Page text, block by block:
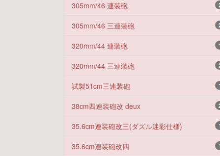
305mm/46 連装砲
305mm/46 三連装砲
320mm/44 連装砲
320mm/44 三連装砲
試製51cm三連装砲
38cm四連装砲改 deux
35.6cm連装砲改三(ダズル迷彩仕様)
35.6cm連装砲改四